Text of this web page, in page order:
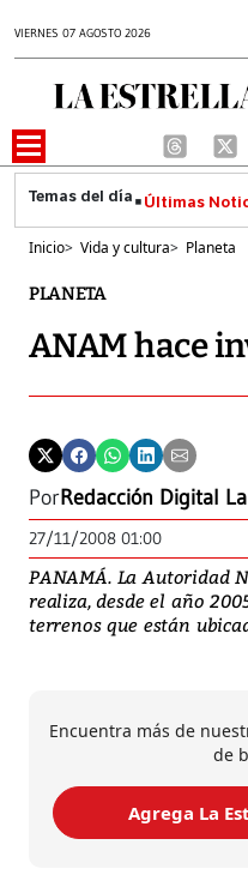
VIERNES 07 AGOSTO 2026
Últimas
Inicio> Vida y cultura> Planeta
PLANETA
ANAM hace
PorRedacción Digital
27/11/2008 01:00
PANAMÁ. La Autoridad
realiza, desde el año
terrenos que están
Encuentra más de
de
Agrega La